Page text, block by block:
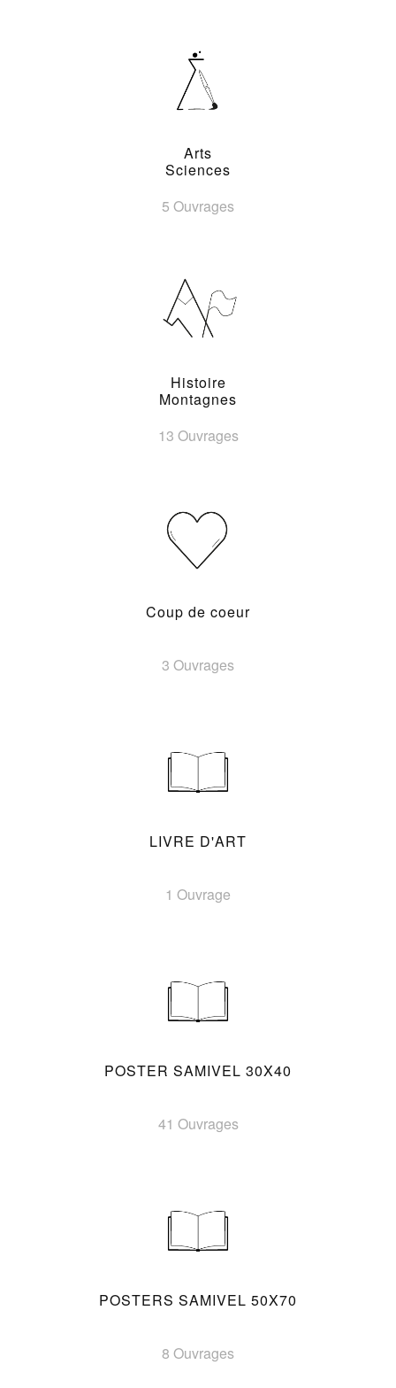
Arts
Sciences
5 Ouvrages
Histoire
Montagnes
13 Ouvrages
Coup de coeur
3 Ouvrages
LIVRE D'ART
1 Ouvrage
POSTER SAMIVEL 30X40
41 Ouvrages
POSTERS SAMIVEL 50X70
8 Ouvrages